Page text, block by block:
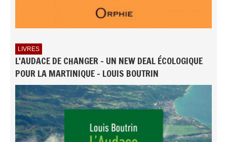
LIVRES
L'AUDACE DE CHANGER - UN NEW DEAL ÉCOLOGIQUE
POUR LA MARTINIQUE - LOUIS BOUTRIN